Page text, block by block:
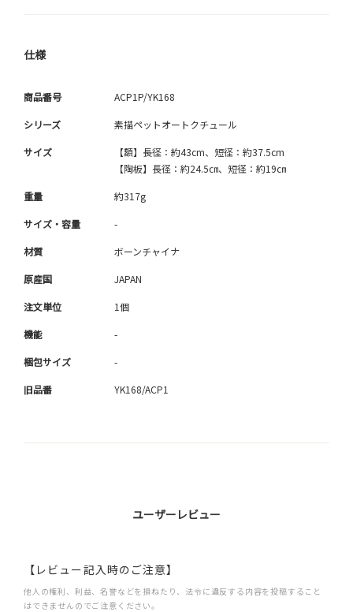
仕様
商品番号 ACP1P/YK168
シリーズ 素描ペットオートクチュール
サイズ
【額】長径：約43cm、短径：約37.5cm
【陶板】長径：約24.5㎝、短径：約19㎝
重量 約317g
サイズ・容量 -
材質 ボーンチャイナ
原産国 JAPAN
注文単位 1個
機能 -
梱包サイズ -
旧品番 YK168/ACP1
ユーザーレビュー
【レビュー記入時のご注意】
他人の権利、利益、名誉などを損ねたり、法令に違反する内容を投稿すること
はできませんのでご注意ください。